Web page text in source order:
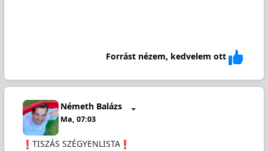
Forrást nézem, kedvelem ott
Németh Balázs
Ma, 07:03
️TISZÁS SZÉGYENLISTA